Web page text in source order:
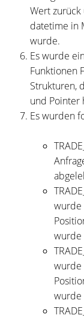
Wert
datetime in
wurde.
Es wurde
Funktionen
Strukturen,
und Pointer
Es wurden
wurde
wurde
wurde
wurde